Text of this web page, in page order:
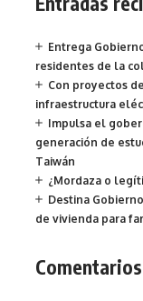
Entrega
residentes de la
Con proyectos
infraestructura
Impulsa el
generación de
Taiwán
¿Mordaza o
Destina
de vivienda para